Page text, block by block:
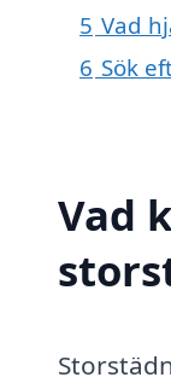
5 Vad
6 Sök
Vad